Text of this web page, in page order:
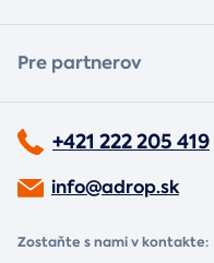
Pre partnerov
+421 222 205 419
info@adrop.sk
Zostaňte s nami v kontakte: